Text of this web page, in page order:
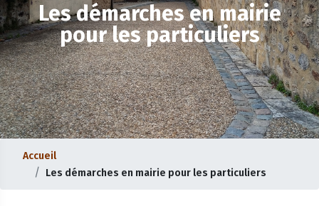
Les démarches en mairie
pour les particuliers
Accueil
Les démarches en mairie pour les particuliers